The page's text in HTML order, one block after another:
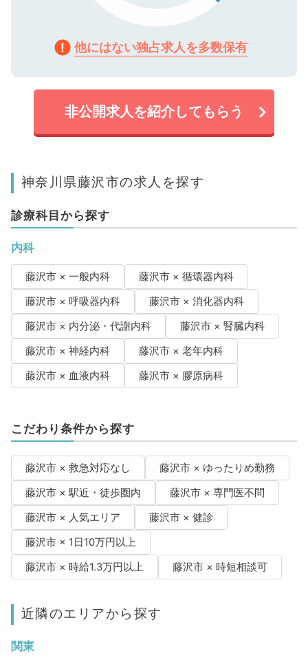
他にはない独占求人を多数保有
非公開求人を紹介してもらう
神奈川県藤沢市の求人を探す
診療科目から探す
内科
藤沢市 × 一般内科
藤沢市 × 循環器内科
藤沢市 × 呼吸器内科
藤沢市 × 消化器内科
藤沢市 × 内分泌・代謝内科
藤沢市 × 腎臓内科
藤沢市 × 神経内科
藤沢市 × 老年内科
藤沢市 × 血液内科
藤沢市 × 膠原病科
こだわり条件から探す
藤沢市 × 救急対応なし
藤沢市 × ゆったりめ勤務
藤沢市 × 駅近・徒歩圏内
藤沢市 × 専門医不問
藤沢市 × 人気エリア
藤沢市 × 健診
藤沢市 × 1日10万円以上
藤沢市 × 時給1.3万円以上
藤沢市 × 時短相談可
近隣のエリアから探す
関東